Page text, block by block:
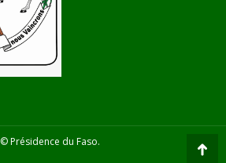
© Présidence du Faso.
Go